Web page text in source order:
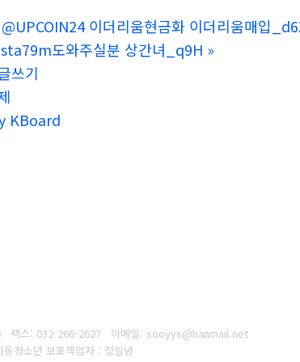
이더리움현금화 이더리움매입
도와주실분 상간녀_q9H »
쓰기
KBoard
팩스: 032-266-2627
이메일: sooyys@hanmail.net
청소년 보호책임자 : 정일녕